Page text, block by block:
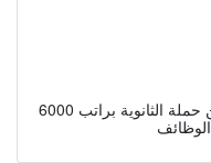
شركة وورث السعودية وظائف للجنسين حملة الثانوية براتب 6000